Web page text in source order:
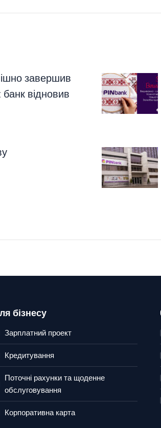
завершив
відновив
бізнесу
Зарплатний проект
Кредитування
Поточні рахунки та щоденне
обслуговування
Корпоративна карта